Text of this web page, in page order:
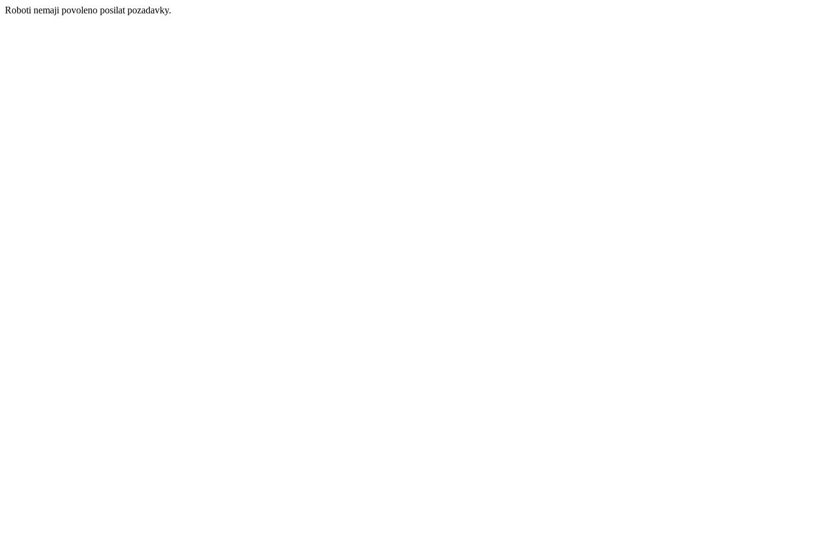
Roboti nemaji povoleno posilat pozadavky.